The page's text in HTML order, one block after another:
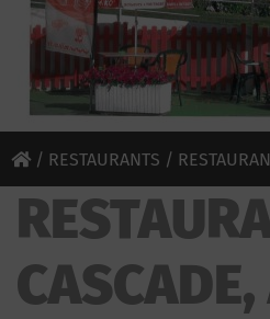
/ RESTAURANTS /